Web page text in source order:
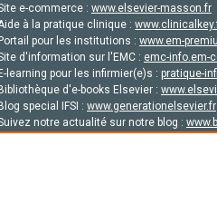
e-commerce : www.elsevier-masson.fr
à la pratique clinique :
pour les institutions : www.em-
d'information sur l'EMC : emc-info.em-
learning pour les infirmier(e)s : pratique-
d'e-books Elsevier :
special IFSI : www.generationelsevier.fr
notre actualité sur notre blog :